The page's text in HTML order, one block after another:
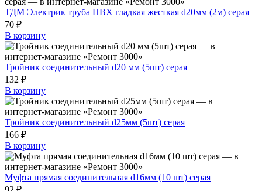
ТДМ Электрик труба ПВХ гладкая жесткая d20мм (2м) серая
70 ₽
В корзину
Тройник соединительный d20 мм (5шт) серая
132 ₽
В корзину
Тройник соединительный d25мм (5шт) серая
166 ₽
В корзину
Муфта прямая соединительная d16мм (10 шт) серая